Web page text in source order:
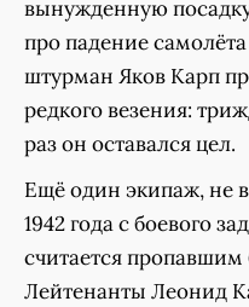
вынужденную
про падение
штурман Яков Карп
редкого везения:
раз он оставался цел.
Ещё один экипаж, не
1942 года с боевого
считается пропавшим
Лейтенанты Леонид